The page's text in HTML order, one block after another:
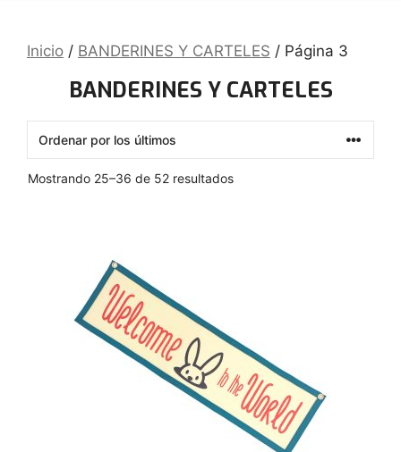
Inicio / BANDERINES Y CARTELES / Página 3
BANDERINES Y CARTELES
Mostrando 25–36 de 52 resultadosOrdenado